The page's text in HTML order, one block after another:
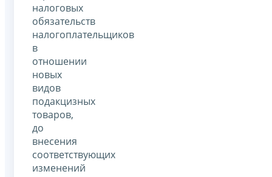
налоговых
обязательств
налогоплательщиков
в
отношении
новых
видов
подакцизных
товаров,
до
внесения
соответствующих
изменений